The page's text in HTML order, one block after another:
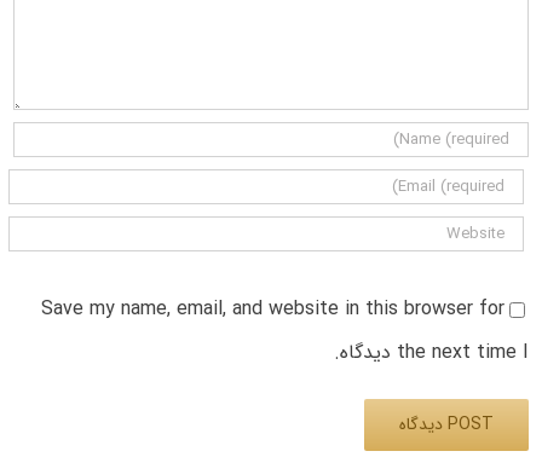
Save my name, email, and website in this browser for
the next time I دیدگاه.